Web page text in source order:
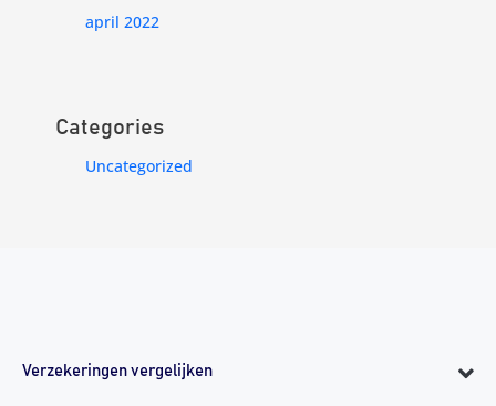
april 2022
Categories
Uncategorized
Verzekeringen vergelijken